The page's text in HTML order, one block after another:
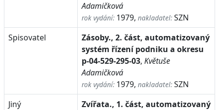
Adamičková
rok vydání: 1979, nakladatel: SZN
Spisovatel
Zásoby., 2. část, automatizovaný
systém řízení podniku a okresu
p-04-529-295-03, Květuše
Adamičková
rok vydání: 1979, nakladatel: SZN
Jiný
Zvířata., 1. část, automatizovaný